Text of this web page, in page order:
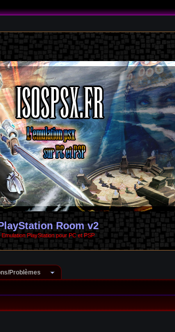
Room v2
Emulation PlayStation pour PC et PSP
Problèmes